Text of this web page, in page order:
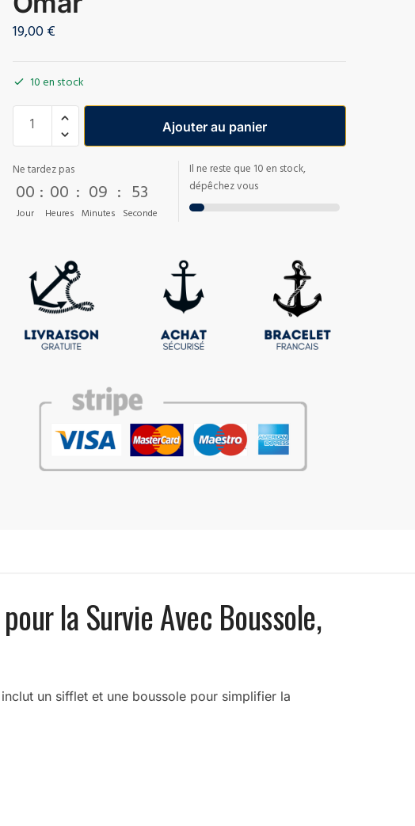
19,00€
10 en stock
Ajouter au panier
Ne tardez pas
00
Jour
: 00
Heures
: 09
Minutes
: 53
Seconde
Il ne reste que 10 en stock,
dépêchez vous
la Survie Avec Boussole,
un sifflet et une boussole pour simplifier la